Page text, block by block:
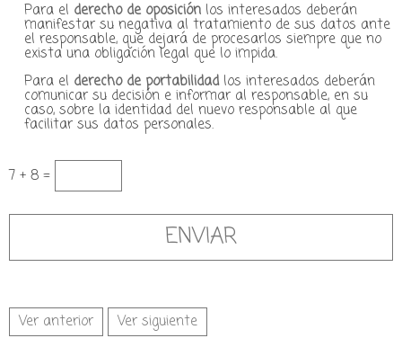
Para el derecho de oposiciónlos interesados deberán
manifestar su negativa al tratamiento de sus datos ante
el responsable, que dejará de procesarlos siempre que no
exista una obligación legal que lo impida.
Para el derecho de portabilidadlos interesados deberán
comunicar su decisión e informar al responsable, en su
caso, sobre la identidad del nuevo responsable al que
facilitar sus datos personales.
7 + 8 =
Ver anterior Ver siguiente